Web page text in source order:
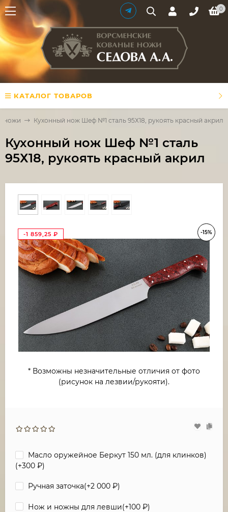
0
КАТАЛОГ ТОВАРОВ
ножи Кухонный нож Шеф №1 сталь 95Х18, рукоять красный акрил
Кухонный нож Шеф №1 сталь
95Х18, рукоять красный акрил
-15%
-1 859,25 ₽
* Возможны незначительные отличия от фото
(рисунок на лезвии/рукояти).
Масло оружейное Беркут 150 мл. (для клинков)
(+300 ₽)
Ручная заточка(+2 000 ₽)
Нож и ножны для левши(+100 ₽)